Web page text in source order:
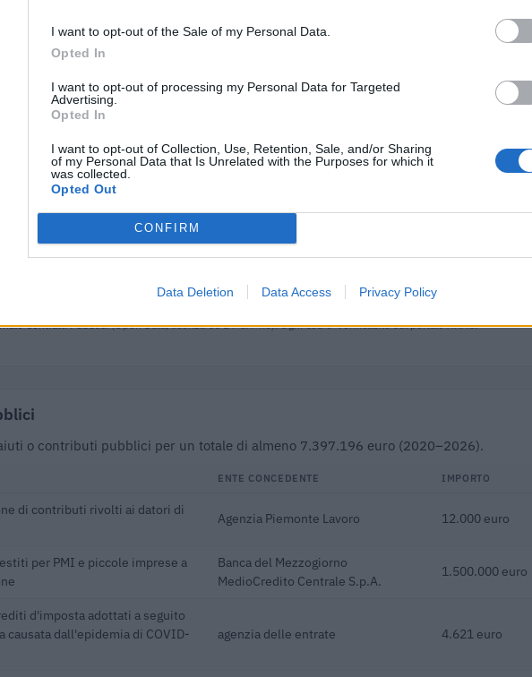
I want to opt-out of the Sale of my Personal Data.
Opted In
I want to opt-out of processing my Personal Data for Targeted
Advertising.
Opted In
I want to opt-out of Collection, Use, Retention, Sale, and/or Sharing
of my Personal Data that Is Unrelated with the Purposes for which it
was collected.
Opted Out
CONFIRM
Data Deletion Data Access Privacy Policy
2025-03-31
2024-06-06 45.965 euro
2023-08-18
2022-11-29 2.226.977 euro
2022-01-18
2021-08-11 1.516.053 euro
379.756 euro
Contratti Pubblici(Open Data, licenza CC BY-SA 4.0). Ogni CIG e' verificabile sul portale ANAC.
o contributi pubblici per un totale di almeno 7.397.196 euro (2020–2026).
ENTE CONCEDENTE IMPORTO
di contributi rivolti ai datori di
Agenzia Piemonte Lavoro 12.000 euro
per PMI e piccole imprese a
Banca del Mezzogiorno
MedioCredito Centrale S.p.A.
1.500.000 euro
d'imposta adottati a seguito
causata dall'epidemia di COVID-
agenzia delle entrate 4.621 euro